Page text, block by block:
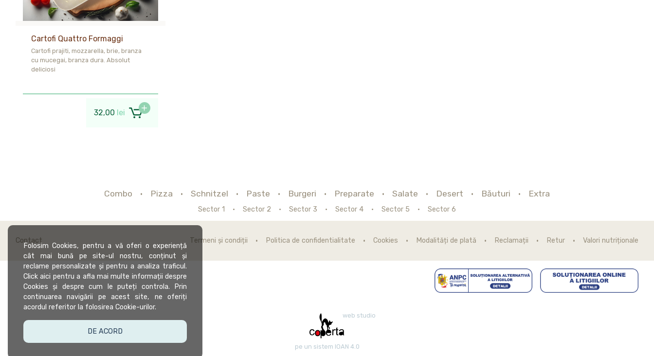
Cartofi Quattro Formaggi
Cartofi prajiti, mozzarella, brie, branza
cu mucegai, branza dura. Absolut
deliciosi
32,00 lei
Combo Pizza Schnitzel Paste Burgeri Preparate Salate Desert Băuturi Extra
Sector 1 Sector 2 Sector 3 Sector 4 Sector 5 Sector 6
Contact Termeni și condiții Politica de confidentialitate Cookies Modalități de plată Reclamații Retur Valori nutriționale
web studio
pe un sistem IOAN 4.0
Folosim Cookies, pentru a vă oferi o experiență
cât mai bună pe site-ul nostru, conținut și
reclame personalizate și pentru a analiza traficul.
Click aici pentru a afla mai multe informații despre
Cookies și despre cum le puteți controla. Prin
continuarea navigării pe acest site, ne oferiți
acordul referitor la folosirea Cookie-urilor.
DE ACORD